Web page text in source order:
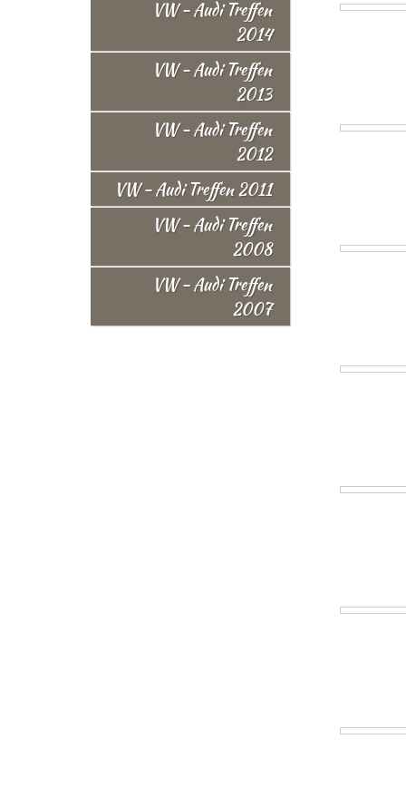
VW - Audi Treffen
2014
VW - Audi Treffen
2013
VW - Audi Treffen
2012
VW - Audi Treffen 2011
VW - Audi Treffen
2008
VW - Audi Treffen
2007